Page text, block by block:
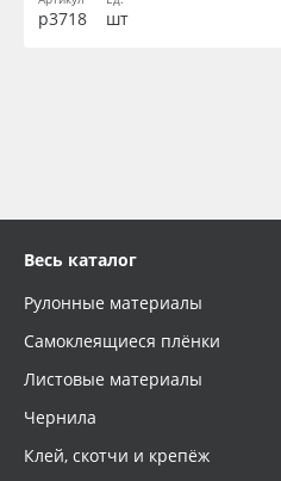
р3718 шт
Весь каталог
Рулонные материалы
Самоклеящиеся плёнки
Листовые материалы
Чернила
Клей, скотчи и крепёж